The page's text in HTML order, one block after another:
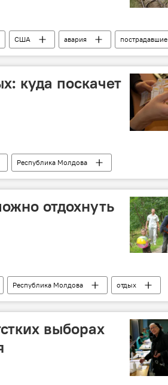
США авария
пострадавшие
куда поскачет
Республика Молдова
курс валют доллар
евро
отдохнуть
Республика Молдова
отдых
выборах